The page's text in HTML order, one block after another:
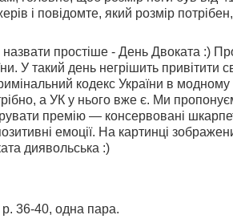
і повідомте, який розмір
простіше - День Двоката :)
У такий день негрішить привітити
кодекс України в модному
а УК у нього вже є. Ми
премію — консервовані
емоції. На картинці
диявольська :)
р. 36-40, одна пара.